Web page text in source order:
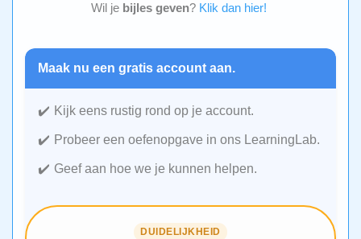
Wil je bijles geven? Klik dan hier!
Maak nu een gratis account aan.
Kijk eens rustig rond op je account.
Probeer een oefenopgave in ons LearningLab.
Geef aan hoe we je kunnen helpen.
DUIDELIJKHEID